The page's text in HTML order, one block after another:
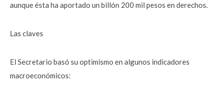
aunque ésta ha aportado un billón 200 mil pesos en derechos.
Las claves
El Secretario basó su optimismo en algunos indicadores
macroeconómicos: